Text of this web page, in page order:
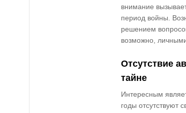
внимание
период войны.
решением
возможно,
Отсутствие
тайне
Интересным
годы отсутствуют